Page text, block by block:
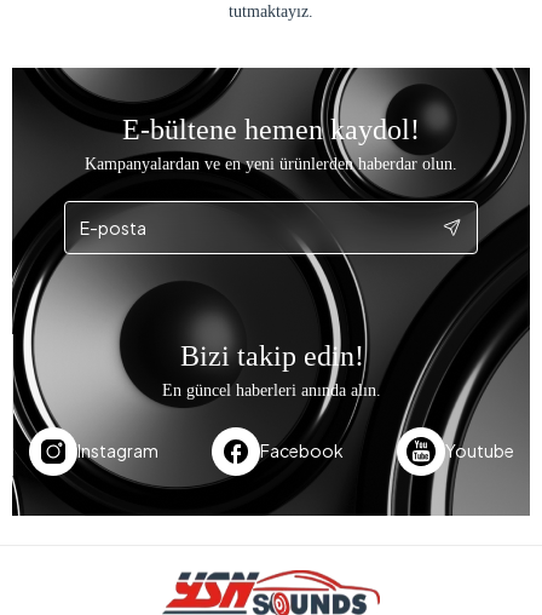
tutmaktayız.
E-bültene hemen kaydol!
Kampanyalardan ve en yeni ürünlerden haberdar olun.
Bizi takip edin!
En güncel haberleri anında alın.
Instagram Facebook Youtube